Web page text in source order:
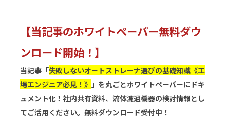
【当記事のホワイトペーパー無料ダウ
ンロード開始！】
当記事「失敗しないオートストレーナ選びの基礎知識《工
場エンジニア必見！》 」を丸ごとホワイトペーパーにドキ
ュメント化！社内共有資料、流体濾過機器の検討情報とし
てご活用ください。無料ダウンロード受付中！